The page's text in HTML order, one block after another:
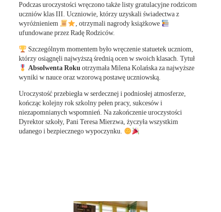
Podczas uroczystości wręczono także listy gratulacyjne rodzicom
uczniów klas III. Uczniowie, którzy uzyskali świadectwa z
wyróżnieniem
, otrzymali nagrody książkowe
ufundowane przez Radę Rodziców.
Szczególnym momentem było wręczenie statuetek uczniom,
którzy osiągnęli najwyższą średnią ocen w swoich klasach. Tytuł
Absolwenta Rokuotrzymała Milena Kolańska za najwyższe
wyniki w nauce oraz wzorową postawę uczniowską.
Uroczystość przebiegła w serdecznej i podniosłej atmosferze,
kończąc kolejny rok szkolny pełen pracy, sukcesów i
niezapomnianych wspomnień. Na zakończenie uroczystości
Dyrektor szkoły, Pani Teresa Mierzwa, życzyła wszystkim
udanego i bezpiecznego wypoczynku.